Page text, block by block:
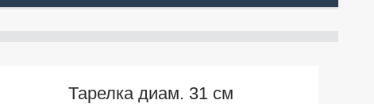
Тарелка диам. 31 см